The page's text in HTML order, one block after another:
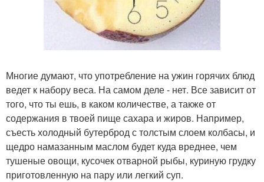
Многие думают, что употребление на ужин горячих блюд
ведет к набору веса. На самом деле - нет. Все зависит от
того, что ты ешь, в каком количестве, а также от
содержания в твоей пище сахара и жиров. Например,
съесть холодный бутерброд с толстым слоем колбасы, и
щедро намазанным маслом будет куда вреднее, чем
тушеные овощи, кусочек отварной рыбы, куриную грудку
приготовленную на пару или легкий суп.